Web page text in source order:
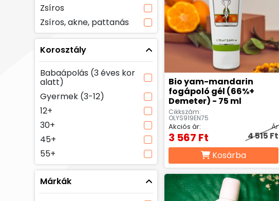
Zsíros
Zsíros, akne, pattanás
Korosztály
Babaápolás (3 éves kor
alatt)
Gyermek (3-12)
12+
30+
45+
55+
Márkák
Bio yam-mandarin
fogápoló gél (66%+
Demeter) - 75 ml
Cikkszám:
OLYS919EN75
Akciós ár:
3 567 Ft
Ár
4 515 Ft
Kosárba